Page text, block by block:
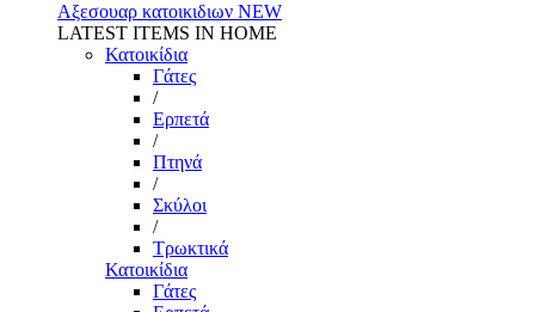
Αξεσουαρ κατοικιδιων NEW
LATEST ITEMS IN HOME
Κατοικίδια
Γάτες
/
Ερπετά
/
Πτηνά
/
Σκύλοι
/
Τρωκτικά
Κατοικίδια
Γάτες